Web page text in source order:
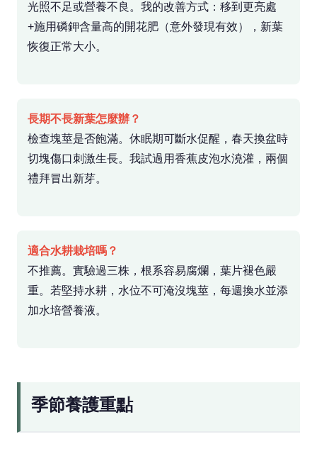
光照不足或營養不良。我的改善方式：移到更亮處
+施用磷鉀含量高的開花肥（意外發現有效），新葉
恢復正常大小。
長期不長新葉怎麼辦？
檢查塊莖是否飽滿。休眠期可斷水促醒，春天換盆時
切塊傷口刺激生長。我試過用香蕉皮泡水澆灌，兩個
禮拜冒出新芽。
適合水耕栽培嗎？
不推薦。實驗過三株，根系容易腐爛，葉片褪色嚴
重。若堅持水耕，水位不可淹沒塊莖，每週換水並添
加水培營養液。
季節養護重點